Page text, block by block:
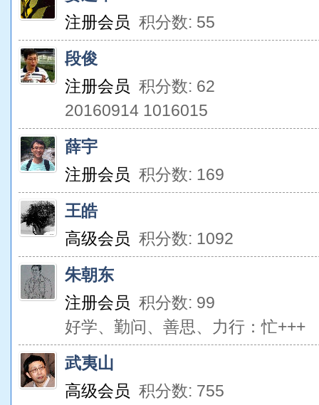
注册会员 积分数: 55
段俊
注册会员 积分数: 62
20160914 1016015
薛宇
注册会员 积分数: 169
王皓
高级会员 积分数: 1092
朱朝东
注册会员 积分数: 99
好学、勤问、善思、力行：忙+++
武夷山
高级会员 积分数: 755